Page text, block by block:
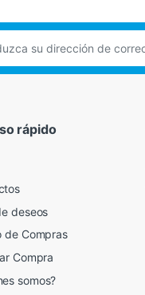
rápido
deseos
de Compras
Compra
somos?